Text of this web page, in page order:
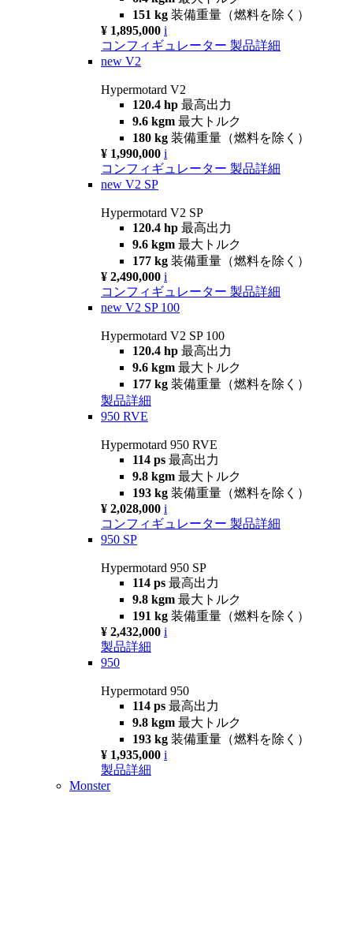
151 kg 装備重量（燃料を除く）
¥ 1,895,000 i
コンフィギュレーター 製品詳細
new V2
Hypermotard V2
120.4 hp 最高出力
9.6 kgm 最大トルク
180 kg 装備重量（燃料を除く）
¥ 1,990,000 i
コンフィギュレーター 製品詳細
new V2 SP
Hypermotard V2 SP
120.4 hp 最高出力
9.6 kgm 最大トルク
177 kg 装備重量（燃料を除く）
¥ 2,490,000 i
コンフィギュレーター 製品詳細
new V2 SP 100
Hypermotard V2 SP 100
120.4 hp 最高出力
9.6 kgm 最大トルク
177 kg 装備重量（燃料を除く）
製品詳細
950 RVE
Hypermotard 950 RVE
114 ps 最高出力
9.8 kgm 最大トルク
193 kg 装備重量（燃料を除く）
¥ 2,028,000 i
コンフィギュレーター 製品詳細
950 SP
Hypermotard 950 SP
114 ps 最高出力
9.8 kgm 最大トルク
191 kg 装備重量（燃料を除く）
¥ 2,432,000 i
製品詳細
950
Hypermotard 950
114 ps 最高出力
9.8 kgm 最大トルク
193 kg 装備重量（燃料を除く）
¥ 1,935,000 i
製品詳細
Monster